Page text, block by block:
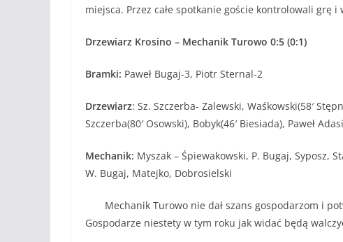
miejsca. Przez całe spotkanie goście kontrolowali grę
Drzewiarz Krosino – Mechanik Turowo 0:5 (0:1)
Bramki: Paweł Bugaj-3, Piotr Sternal-2
Drzewiarz: Sz. Szczerba- Zalewski, Waśkowski(58′
Szczerba(80′ Osowski), Bobyk(46′ Biesiada), Paweł
Mechanik: Myszak – Śpiewakowski, P. Bugaj, Syposz,
W. Bugaj, Matejko, Dobrosielski
Mechanik Turowo nie dał szans gospodarzom i
Gospodarze niestety w tym roku jak widać będą